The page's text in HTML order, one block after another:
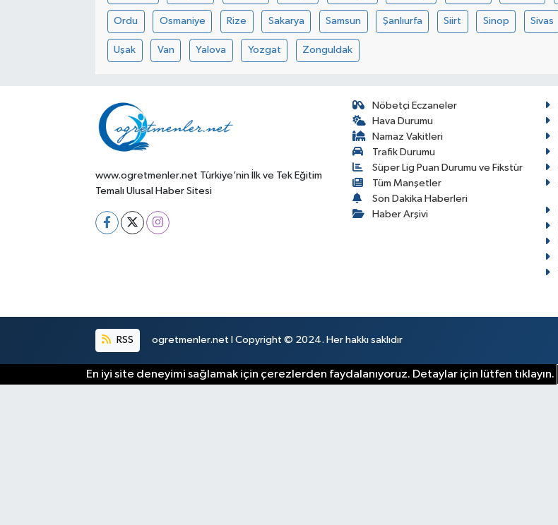
Ordu Osmaniye Rize Sakarya Samsun Şanlıurfa Siirt Sinop Sivas
Uşak Van Yalova Yozgat Zonguldak
www.ogretmenler.net Türkiye’nin İlk ve Tek Eğitim
Temalı Ulusal Haber Sitesi
Nöbetçi Eczaneler
Hava Durumu
Namaz Vakitleri
Trafik Durumu
Süper Lig Puan Durumu ve Fikstür
Tüm Manşetler
Son Dakika Haberleri
Haber Arşivi
RSS ogretmenler.net I Copyright © 2024. Her hakkı saklıdır
En iyi site deneyimi sağlamak için çerezlerden faydalanıyoruz. Detaylar için lütfen tıklayın.